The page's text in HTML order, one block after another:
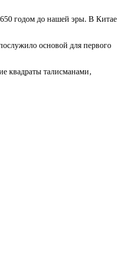
годом до нашей эры. В Китае
основой для первого
квадраты талисманами‚